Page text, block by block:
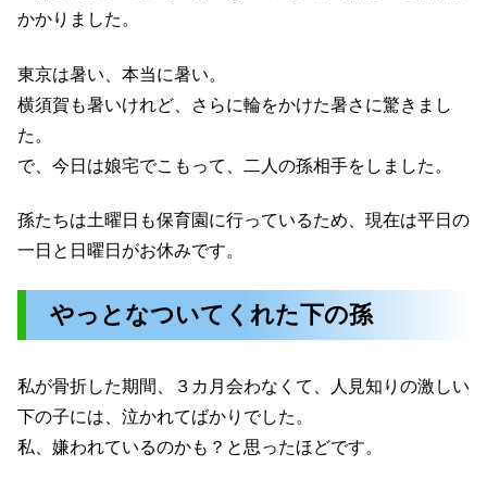
かかりました。
東京は暑い、本当に暑い。
横須賀も暑いけれど、さらに輪をかけた暑さに驚きまし
た。
で、今日は娘宅でこもって、二人の孫相手をしました。
孫たちは土曜日も保育園に行っているため、現在は平日の
一日と日曜日がお休みです。
やっとなついてくれた下の孫
私が骨折した期間、３カ月会わなくて、人見知りの激しい
下の子には、泣かれてばかりでした。
私、嫌われているのかも？と思ったほどです。